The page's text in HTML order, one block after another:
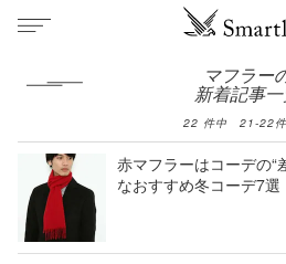
マフラー
新着記事
22 件中 21-22
赤マフラーはコーデの“
なおすすめ冬コーデ7選